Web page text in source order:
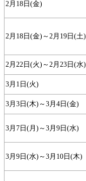
2月18日(金)
2月18日(金)～2月19日(土)
2月22日(火)～2月23日(水)
3月1日(火)
3月3日(木)～3月4日(金)
3月7日(月)～3月9日(水)
3月9日(水)～3月10日(木)